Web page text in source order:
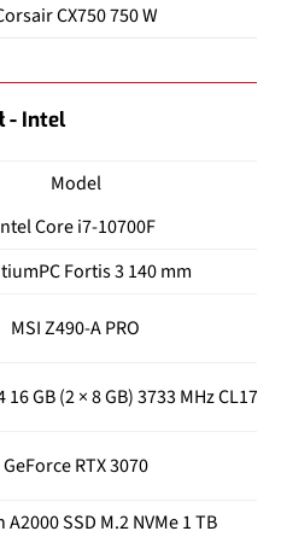
CX750 750 W
- Intel
Model
Core i7-10700F
Fortis 3 140 mm
MSI Z490-A PRO
GB (2 × 8 GB) 3733 MHz CL17
GeForce RTX 3070
SSD M.2 NVMe 1 TB